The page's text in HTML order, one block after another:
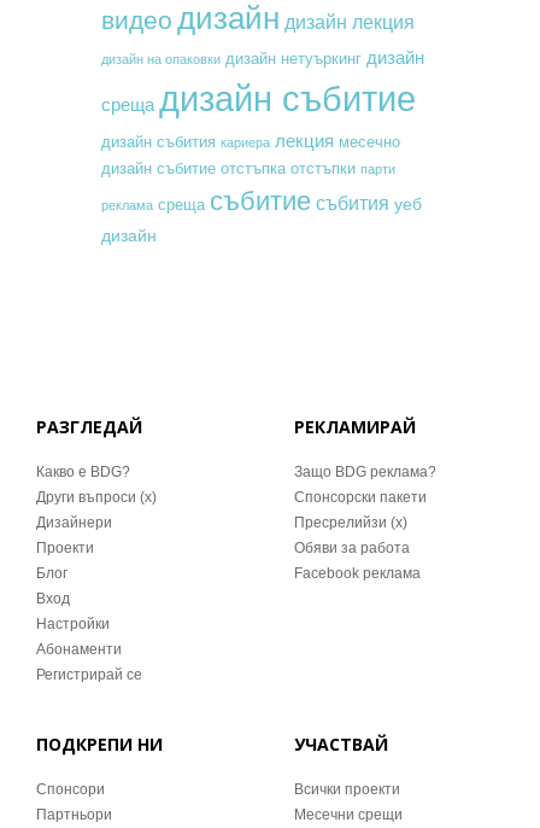
видео дизайн дизайн лекция
дизайн на опаковки дизайн нетуъркинг дизайн
среща дизайн събитие
дизайн събития кариера лекция месечно
дизайн събитие отстъпка отстъпки парти
реклама среща събитие събития уеб
дизайн
РАЗГЛЕДАЙ
Какво е BDG?
Други въпроси (x)
Дизайнери
Проекти
Блог
Вход
Настройки
Абонаменти
Регистрирай се
РЕКЛАМИРАЙ
Защо BDG реклама?
Спонсорски пакети
Пресрелийзи (x)
Обяви за работа
Facebook реклама
ПОДКРЕПИ НИ
Спонсори
Партньори
УЧАСТВАЙ
Всички проекти
Месечни срещи